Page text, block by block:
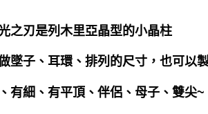
之刃是列木里亞晶型的小晶柱
墜子、耳環、排列的尺寸，也可以
有細、有平頂、伴侶、母子、雙尖~